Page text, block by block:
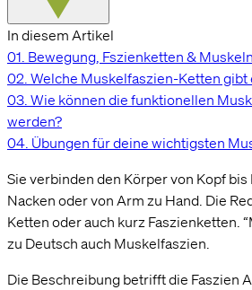
In diesem Artikel
01. Bewegung, Fszienketten & Muskeln
02. Welche Muskelfaszien-Ketten gibt
03. Wie können die funktionellen
werden?
04. Übungen für deine wichtigsten
Sie verbinden den Körper von Kopf bis
Nacken oder von Arm zu Hand. Die
Ketten oder auch kurz Faszienketten.
zu Deutsch auch Muskelfaszien.
Die Beschreibung betrifft die Faszien